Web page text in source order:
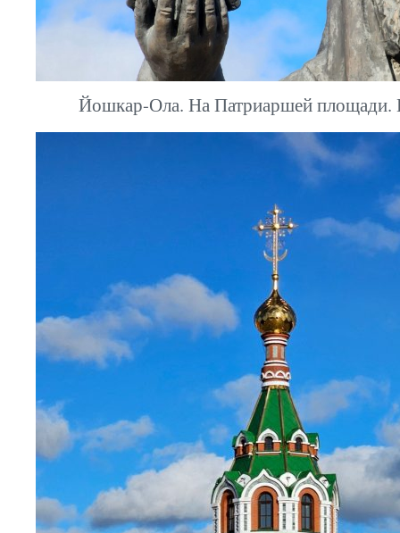
Йошкар-Ола. На Патриаршей площади.